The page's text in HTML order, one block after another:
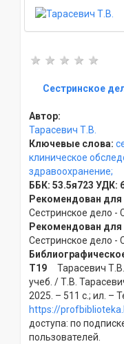
Сестринское
Автор:
Тарасевич Т.В.
Ключевые слова:
клиническое
здравоохранение;
ББК: 53.5я723 УДК:
Рекомендован для
Сестринское дело -
Рекомендован для
Сестринское дело -
Т19 Тарасевич Т.В.
учеб. / Т.В.
2025. – 511 с.; ил. –
https://
доступа: по
пользователей.